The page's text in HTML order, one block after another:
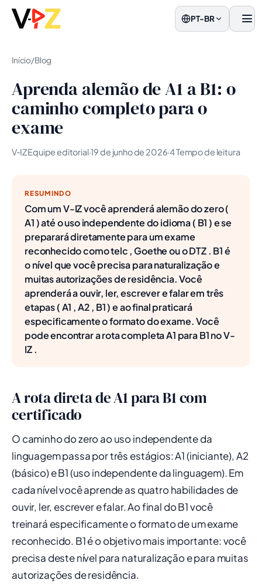
PT-BR
Início/Blog
Aprenda alemão de A1 a B1: o
caminho completo para o
exame
V‑IZ Equipe editorial·19 de junho de 2026·4 Tempo de leitura
RESUMINDO
Com um V-IZ você aprenderá alemão do zero (
A1 ) até o uso independente do idioma ( B1 ) e se
preparará diretamente para um exame
reconhecido como telc , Goethe ou o DTZ . B1 é
o nível que você precisa para naturalização e
muitas autorizações de residência. Você
aprenderá a ouvir, ler, escrever e falar em três
etapas ( A1 , A2 , B1 ) e ao final praticará
especificamente o formato do exame. Você
pode encontrar a rota completa A1 para B1 no V-
IZ .
A rota direta de A1 para B1 com
certificado
O caminho do zero ao uso independente da
linguagem passa por três estágios: A1 (iniciante), A2
(básico) e B1 (uso independente da linguagem). Em
cada nível você aprende as quatro habilidades de
ouvir, ler, escrever e falar. Ao final do B1 você
treinará especificamente o formato de um exame
reconhecido. B1 é o objetivo mais importante: você
precisa deste nível para naturalização e para muitas
autorizações de residência.